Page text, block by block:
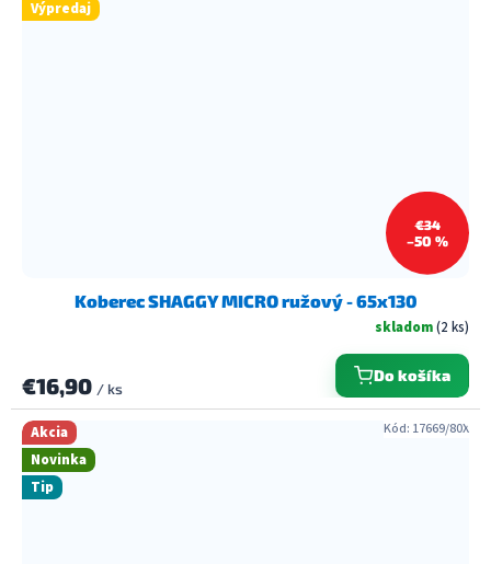
Výpredaj
€34
–50 %
Koberec SHAGGY MICRO ružový - 65x130
skladom(2 ks)
€16,90 / ks
Do košíka
Akcia
Novinka
Tip
Kód: 17669/80X